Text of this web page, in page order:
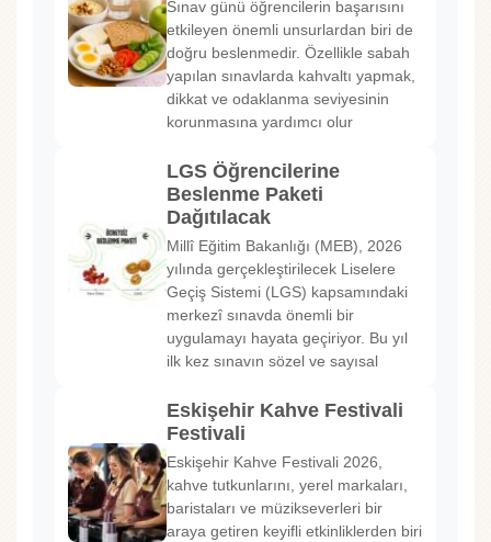
Sınav günü öğrencilerin başarısını
etkileyen önemli unsurlardan biri de
doğru beslenmedir. Özellikle sabah
yapılan sınavlarda kahvaltı yapmak,
dikkat ve odaklanma seviyesinin
korunmasına yardımcı olur
LGS Öğrencilerine
Beslenme Paketi
Dağıtılacak
Millî Eğitim Bakanlığı (MEB), 2026
yılında gerçekleştirilecek Liselere
Geçiş Sistemi (LGS) kapsamındaki
merkezî sınavda önemli bir
uygulamayı hayata geçiriyor. Bu yıl
ilk kez sınavın sözel ve sayısal
Eskişehir Kahve Festivali
Festivali
Eskişehir Kahve Festivali 2026,
kahve tutkunlarını, yerel markaları,
baristaları ve müzikseverleri bir
araya getiren keyifli etkinliklerden biri